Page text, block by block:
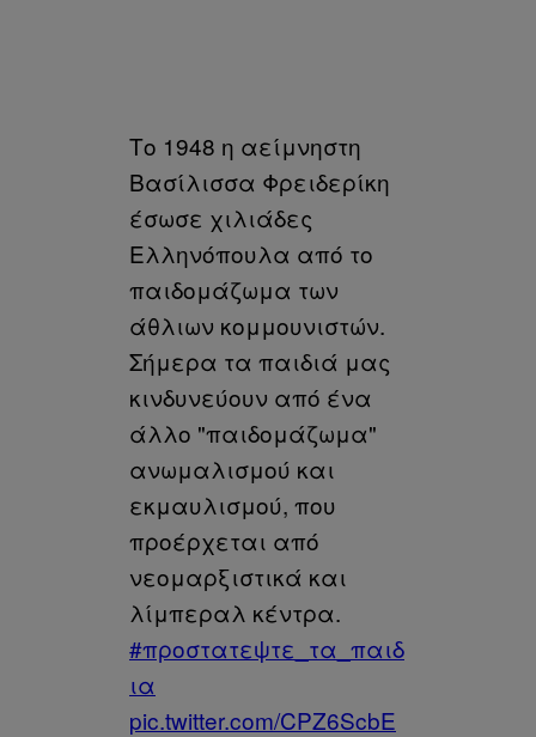
Το 1948 η αείμνηστη
Βασίλισσα Φρειδερίκη
έσωσε χιλιάδες
Ελληνόπουλα από το
παιδομάζωμα των
άθλιων κομμουνιστών.
Σήμερα τα παιδιά μας
κινδυνεύουν από ένα
άλλο "παιδομάζωμα"
ανωμαλισμού και
εκμαυλισμού, που
προέρχεται από
νεομαρξιστικά και
λίμπεραλ κέντρα.
#προστατεψτε_τα_παιδ
ια
pic.twitter.com/CPZ6ScbE